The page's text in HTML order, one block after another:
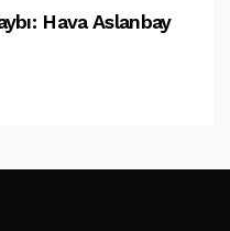
Hava Aslanbay
ET